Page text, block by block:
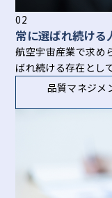
02
常に選ばれ続ける
航空宇宙産業で求め
ばれ続ける存在とし
品質マネジメ